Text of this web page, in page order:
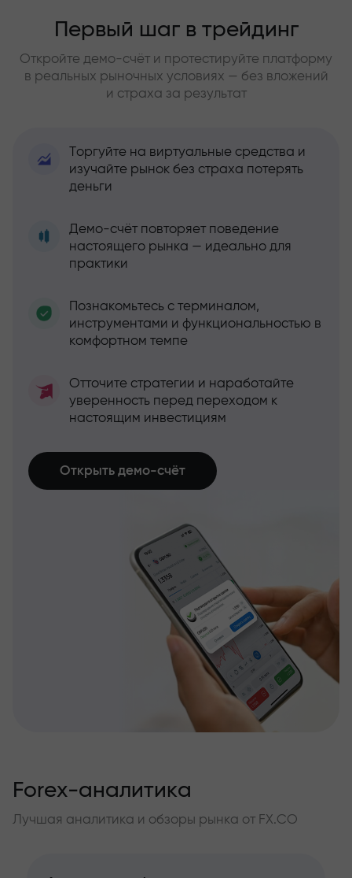
Первый шаг в трейдинг
Откройте демо-счёт и протестируйте платформу
в реальных рыночных условиях — без вложений
и страха за результат
Торгуйте на виртуальные средства и
изучайте рынок без страха потерять
деньги
Демо-счёт повторяет поведение
настоящего рынка — идеально для
практики
Познакомьтесь с терминалом,
инструментами и функциональностью в
комфортном темпе
Отточите стратегии и наработайте
уверенность перед переходом к
настоящим инвестициям
Открыть демо-счёт
Forex-аналитика
Лучшая аналитика и обзоры рынка от FX.CO